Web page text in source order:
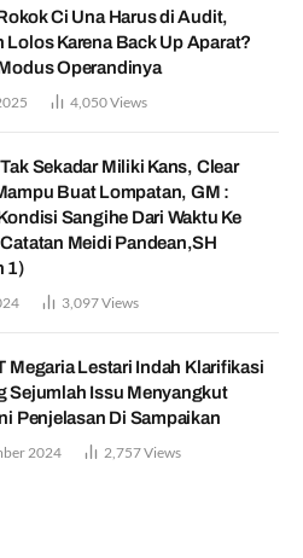
Ci Una Harus di Audit,
Lolos Karena Back Up Aparat?
Operandinya
4,050Views
Sekadar Miliki Kans, Clear
Buat Lompatan, GM :
Sangihe Dari Waktu Ke
Meidi Pandean,SH
1)
3,097Views
Megaria Lestari Indah Klarifikasi
Sejumlah Issu Menyangkut
Penjelasan Di Sampaikan
2024 2,757Views